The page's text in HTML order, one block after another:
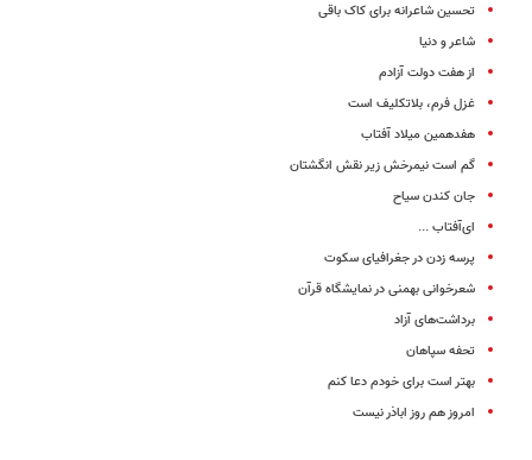
تحسین شاعرانه برای کاک باقی
شاعر و دنیا
از هفت دولت آزادم
غزل فرم، بلاتکلیف است
هفدهمین میلاد آفتاب
گم است نیمرخش زیر نقش انگشتان
جان کندن سیاح
ای‌آفتاب ...
پرسه زدن در جغرافیای سکوت
شعرخوانی بهمنی در نمایشگاه قرآن
برداشت‌های آزاد
تحفه سپاهان
بهتر است برای خودم دعا کنم
امروز هم روز اباذر نیست